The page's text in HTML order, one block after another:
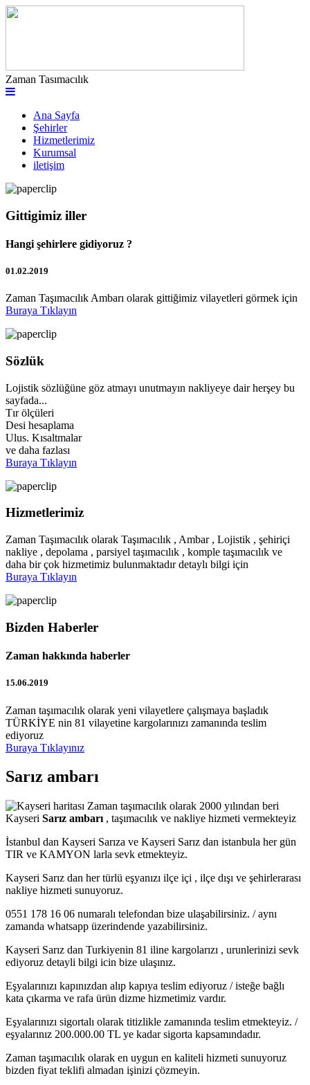
Zaman Tasımacılık
Ana Sayfa
Şehirler
Hizmetlerimiz
Kurumsal
iletişim
Gittigimiz iller
Hangi şehirlere gidiyoruz ?
01.02.2019
Zaman Taşımacılık Ambarı olarak gittiğimiz vilayetleri görmek için
Buraya Tıklayın
Sözlük
Lojistik sözlüğüne göz atmayı unutmayın nakliyeye dair herşey bu
sayfada...
Tır ölçüleri
Desi hesaplama
Ulus. Kısaltmalar
ve daha fazlası
Buraya Tıklayın
Hizmetlerimiz
Zaman Taşımacılık olarak Taşımacılık , Ambar , Lojistik , şehiriçi
nakliye , depolama , parsiyel taşımacılık , komple taşımacılık ve
daha bir çok hizmetimiz bulunmaktadır detaylı bilgi için
Buraya Tıklayın
Bizden Haberler
Zaman hakkında haberler
15.06.2019
Zaman taşımacılık olarak yeni vilayetlere çalışmaya başladık
TÜRKİYE nin 81 vilayetine kargolarınızı zamanında teslim
ediyoruz
Buraya Tıklayınız
Sarız ambarı
Zaman taşımacılık olarak 2000 yılından beri
Kayseri Sarız ambarı , taşımacılık ve nakliye hizmeti vermekteyiz
İstanbul dan Kayseri Sarıza ve Kayseri Sarız dan istanbula her gün
TIR ve KAMYON larla sevk etmekteyiz.
Kayseri Sarız dan her türlü eşyanızı ilçe içi , ilçe dışı ve şehirlerarası
nakliye hizmeti sunuyoruz.
0551 178 16 06 numaralı telefondan bize ulaşabilirsiniz. / aynı
zamanda whatsapp üzerindende yazabilirsiniz.
Kayseri Sarız dan Turkiyenin 81 iline kargolarızı , urunlerinizi sevk
ediyoruz detayli bilgi icin bize ulaşınız.
Eşyalarınızı kapınızdan alıp kapıya teslim ediyoruz / isteğe bağlı
kata çıkarma ve rafa ürün dizme hizmetimiz vardır.
Eşyalarınızı sigortalı olarak titizlikle zamanında teslim etmekteyiz. /
eşyalarınız 200.000.00 TL ye kadar sigorta kapsamındadır.
Zaman taşımacılık olarak en uygun en kaliteli hizmeti sunuyoruz
bizden fiyat teklifi almadan işinizi çözmeyin.